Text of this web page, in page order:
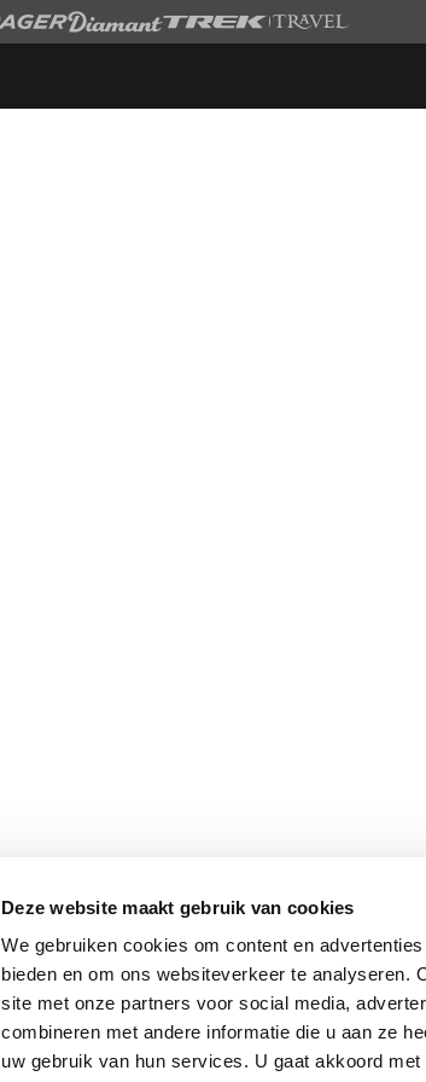
Deze website maakt gebruik van cookies
We gebruiken cookies om content en
bieden en om ons websiteverkeer te analyseren.
site met onze partners voor social media,
combineren met andere informatie die u aan ze
uw gebruik van hun services. U gaat akkoord